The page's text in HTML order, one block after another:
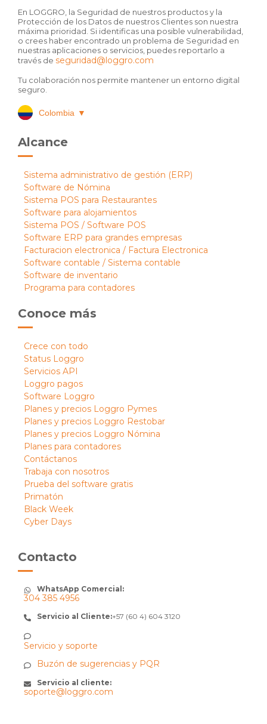
En LOGGRO, la Seguridad de nuestros productos y la
Protección de los Datos de nuestros Clientes son nuestra
máxima prioridad. Si identificas una posible vulnerabilidad,
o crees haber encontrado un problema de Seguridad en
nuestras aplicaciones o servicios, puedes reportarlo a
través de seguridad@loggro.com
Tu colaboración nos permite mantener un entorno digital
seguro.
Colombia ▼
Alcance
Sistema administrativo de gestión (ERP)
Software de Nómina
Sistema POS para Restaurantes
Software para alojamientos
Sistema POS / Software POS
Software ERP para grandes empresas
Facturacion electronica / Factura Electronica
Software contable / Sistema contable
Software de inventario
Programa para contadores
Conoce más
Crece con todo
Status Loggro
Servicios API
Loggro pagos
Software Loggro
Planes y precios Loggro Pymes
Planes y precios Loggro Restobar
Planes y precios Loggro Nómina
Planes para contadores
Contáctanos
Trabaja con nosotros
Prueba del software gratis
Primatón
Black Week
Cyber Days
Contacto
WhatsApp Comercial:
304 385 4956
Servicio al Cliente:+57 (60 4) 604 3120
Servicio y soporte
Buzón de sugerencias y PQR
Servicio al cliente:
soporte@loggro.com